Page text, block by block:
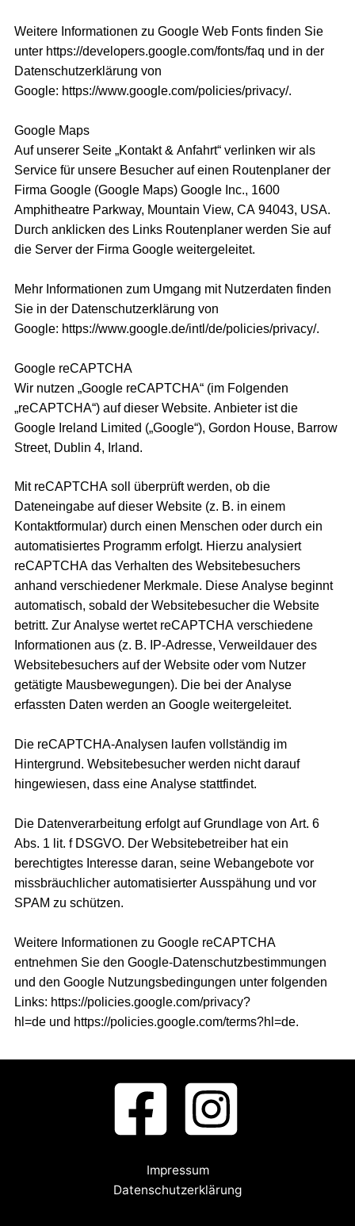
Weitere Informationen zu Google Web Fonts finden Sie
unter https://developers.google.com/fonts/faq und in der
Datenschutzerklärung von
Google: https://www.google.com/policies/privacy/.
Google Maps
Auf unserer Seite „Kontakt & Anfahrt“ verlinken wir als
Service für unsere Besucher auf einen Routenplaner der
Firma Google (Google Maps) Google Inc., 1600
Amphitheatre Parkway, Mountain View, CA 94043, USA.
Durch anklicken des Links Routenplaner werden Sie auf
die Server der Firma Google weitergeleitet.
Mehr Informationen zum Umgang mit Nutzerdaten finden
Sie in der Datenschutzerklärung von
Google: https://www.google.de/intl/de/policies/privacy/.
Google reCAPTCHA
Wir nutzen „Google reCAPTCHA“ (im Folgenden
„reCAPTCHA“) auf dieser Website. Anbieter ist die
Google Ireland Limited („Google“), Gordon House, Barrow
Street, Dublin 4, Irland.
Mit reCAPTCHA soll überprüft werden, ob die
Dateneingabe auf dieser Website (z. B. in einem
Kontaktformular) durch einen Menschen oder durch ein
automatisiertes Programm erfolgt. Hierzu analysiert
reCAPTCHA das Verhalten des Websitebesuchers
anhand verschiedener Merkmale. Diese Analyse beginnt
automatisch, sobald der Websitebesucher die Website
betritt. Zur Analyse wertet reCAPTCHA verschiedene
Informationen aus (z. B. IP-Adresse, Verweildauer des
Websitebesuchers auf der Website oder vom Nutzer
getätigte Mausbewegungen). Die bei der Analyse
erfassten Daten werden an Google weitergeleitet.
Die reCAPTCHA-Analysen laufen vollständig im
Hintergrund. Websitebesucher werden nicht darauf
hingewiesen, dass eine Analyse stattfindet.
Die Datenverarbeitung erfolgt auf Grundlage von Art. 6
Abs. 1 lit. f DSGVO. Der Websitebetreiber hat ein
berechtigtes Interesse daran, seine Webangebote vor
missbräuchlicher automatisierter Ausspähung und vor
SPAM zu schützen.
Weitere Informationen zu Google reCAPTCHA
entnehmen Sie den Google-Datenschutzbestimmungen
und den Google Nutzungsbedingungen unter folgenden
Links: https://policies.google.com/privacy?
hl=de und https://policies.google.com/terms?hl=de.
Impressum
Datenschutzerklärung